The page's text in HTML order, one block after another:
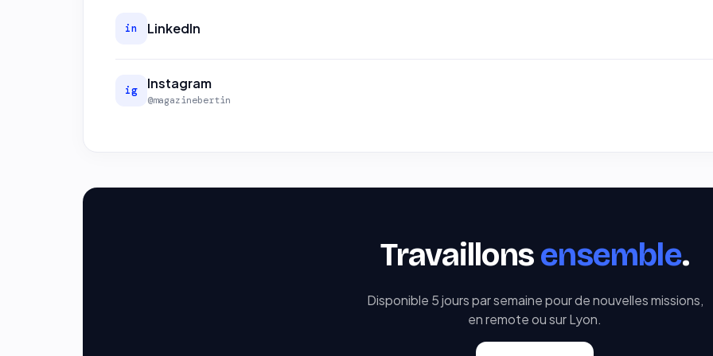
in LinkedIn
ig Instagram
@magazinebertin
Travaillonsensemble.
Disponible 5 jours par semaine pour de nouvelles missions,
en remote ou sur Lyon.